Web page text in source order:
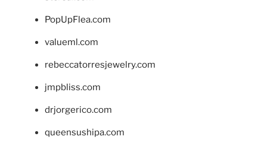
PopUpFlea.com
valueml.com
rebeccatorresjewelry.com
jmpbliss.com
drjorgerico.com
queensushipa.com